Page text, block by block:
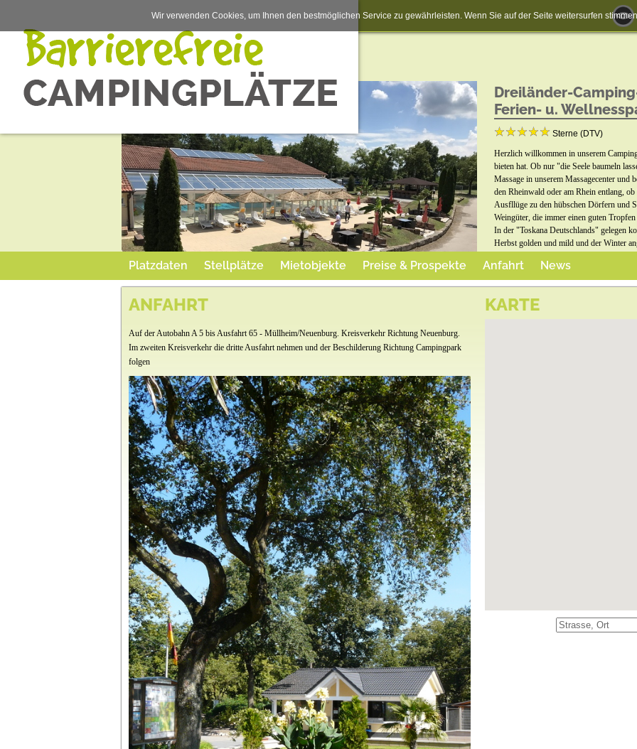
Dreiländer-
Ferien- u.
Sterne (DTV)
Herzlich willkommen in unserem
bieten hat. Ob nur "die Seele baumeln
Massage in unserem Massagecenter und
den Rheinwald oder am Rhein entlang,
Ausfllüge zu den hübschen Dörfern und
Weingüter, die immer einen guten
In der "Toskana Deutschlands" gelegen
Herbst golden und mild und der Winter
Sie ein gutes Essen in unserem schönen
Fischgerichten, hausgemachten
NEU: GLASFASERANSCHLUSS
Neu: : Großzügige MIETMOBILHEIME
Goldener Herbst: Zwischen dem 8. Sept.
Platzdaten Stellplätze Mietobjekte Preise & Prospekte Anfahrt News
ANFAHRT
Auf der Autobahn A 5 bis Ausfahrt 65 - Müllheim/Neuenburg. Kreisverkehr Richtung Neuenburg.
Im zweiten Kreisverkehr die dritte Ausfahrt nehmen und der Beschilderung Richtung Campingpark
folgen
KARTE
Wir verwenden Cookies, um Ihnen den bestmöglichen Service zu gewährleisten. Wenn Sie auf der Seite weitersurfen